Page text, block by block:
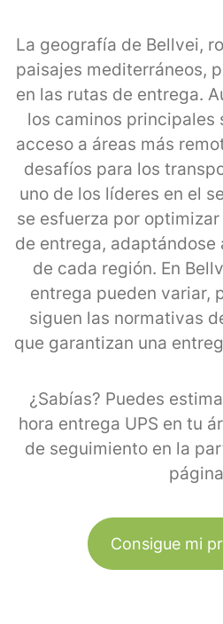
La geografía de Bellvei,
paisajes mediterráneos,
en las rutas de entrega.
los caminos principales
acceso a áreas más
desafíos para los
uno de los líderes en el
se esfuerza por
de entrega,
de cada región. En
entrega pueden variar,
siguen las normativas
que garantizan una
¿Sabías? Puedes
hora entrega UPS en tu
de seguimiento en la
Consigue mi